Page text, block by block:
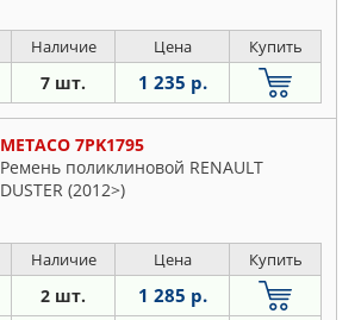
Наличие Цена Купить
7 шт. 1 235 р.
METACO 7PK1795
Ремень поликлиновой RENAULT
DUSTER (2012>)
Наличие Цена Купить
2 шт. 1 285 р.